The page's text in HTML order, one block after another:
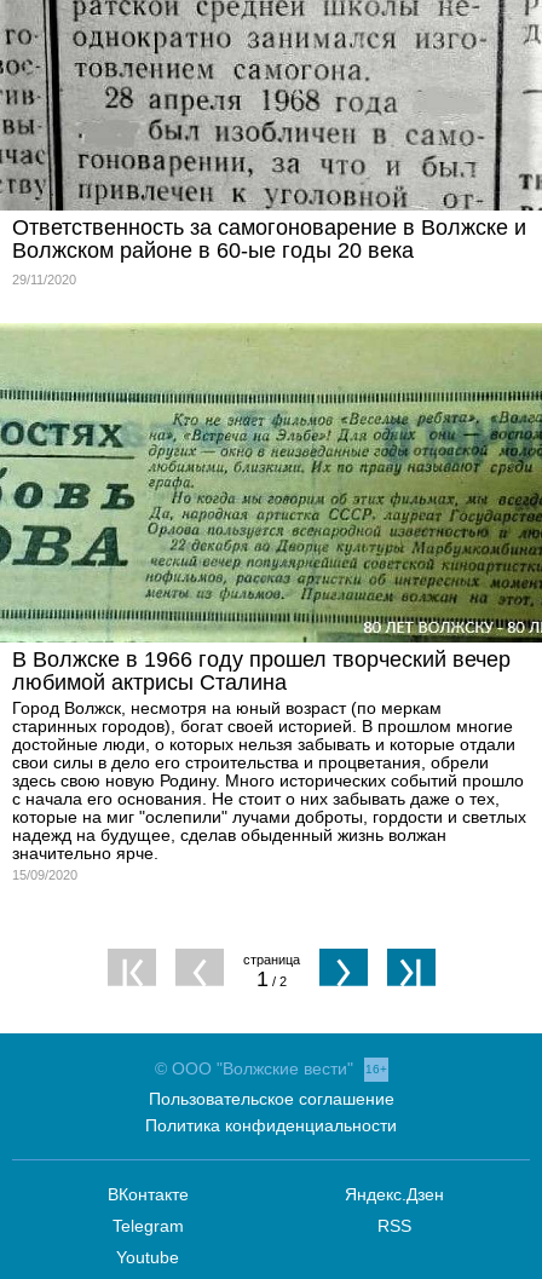
Ответственность за самогоноварение в Волжске и
Волжском районе в 60-ые годы 20 века
29/11/2020
В Волжске в 1966 году прошел творческий вечер
любимой актрисы Сталина
Город Волжск, несмотря на юный возраст (по меркам
старинных городов), богат своей историей. В прошлом многие
достойные люди, о которых нельзя забывать и которые отдали
свои силы в дело его строительства и процветания, обрели
здесь свою новую Родину. Много исторических событий прошло
с начала его основания. Не стоит о них забывать даже о тех,
которые на миг "ослепили" лучами доброты, гордости и светлых
надежд на будущее, сделав обыденный жизнь волжан
значительно ярче.
15/09/2020
1/ 2
© ООО "Волжские вести" 16+
Пользовательское соглашение
Политика конфиденциальности
ВКонтакте
Telegram
Youtube
Яндекс.Дзен
RSS